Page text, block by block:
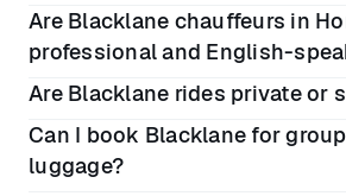
Yes, Blacklane offers reliable
at Hong Kong International Airport
book your car in advance for a
smooth arrival or departure.
Are Blacklane chauffeurs in
professional and English-
Yes, all Blacklane drivers are
professionals. The service also
availability of English-speaking
Are Blacklane rides private or
All rides booked with Blacklane in
private, ensuring comfort, privacy,
Can I book Blacklane for
luggage?